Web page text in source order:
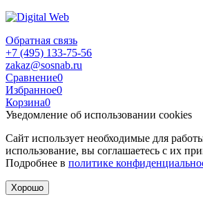
Обратная связь
+7 (495) 133-75-56
zakaz@sosnab.ru
Сравнение0
Избранное0
Корзина0
Уведомление об использовании cookies
Сайт использует необходимые для
использование, вы соглашаетесь с их
Подробнее в политике
Хорошо